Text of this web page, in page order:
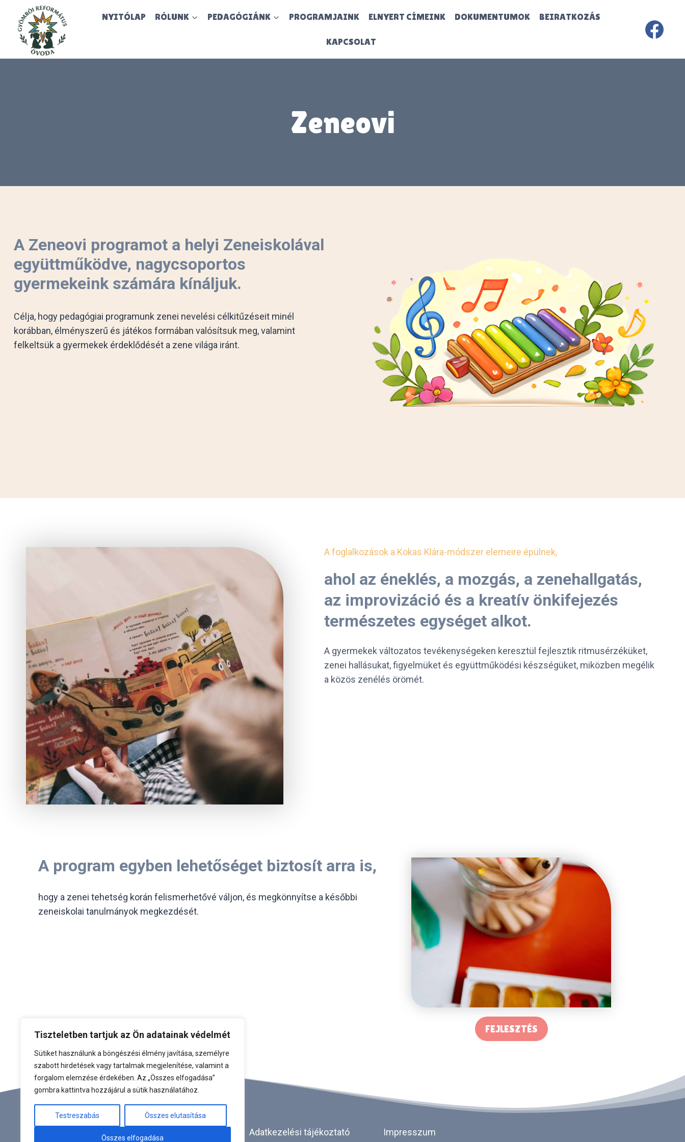
Tiszteletben tartjuk az Ön adatainak védelmét
Sütiket használunk a böngészési élmény javítása, személyre
szabott hirdetések vagy tartalmak megjelenítése, valamint a
forgalom elemzése érdekében. Az „Összes elfogadása”
gombra kattintva hozzájárul a sütik használatához.
Testreszabás Összes elutasítása
Összes elfogadása
content
NYITÓLAP RÓLUNK PEDAGÓGIÁNK PROGRAMJAINK ELNYERT CÍMEINK DOKUMENTUMOK BEIRATKOZÁS
KAPCSOLAT
Zeneovi
A Zeneovi programot a helyi Zeneiskolával
együttműködve, nagycsoportos
gyermekeink számára kínáljuk.
Célja, hogy pedagógiai programunk zenei nevelési célkitűzéseit minél
korábban, élményszerű és játékos formában valósítsuk meg, valamint
felkeltsük a gyermekek érdeklődését a zene világa iránt.
A foglalkozások a Kokas Klára-módszer elemeire épülnek,
ahol az éneklés, a mozgás, a zenehallgatás,
az improvizáció és a kreatív önkifejezés
természetes egységet alkot.
A gyermekek változatos tevékenységeken keresztül fejlesztik ritmusérzéküket,
zenei hallásukat, figyelmüket és együttműködési készségüket, miközben megélik
a közös zenélés örömét.
A program egyben lehetőséget biztosít arra is,
hogy a zenei tehetség korán felismerhetővé váljon, és megkönnyítse a későbbi
zeneiskolai tanulmányok megkezdését.
FEJLESZTÉS
Adatkezelési tájékoztató Impresszum